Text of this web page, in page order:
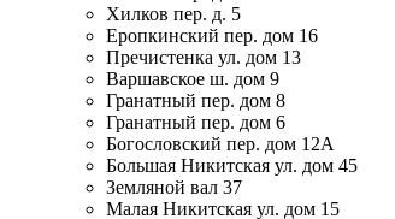
Хилков пер. д. 5
Еропкинский пер. дом 16
Пречистенка ул. дом 13
Варшавское ш. дом 9
Гранатный пер. дом 8
Гранатный пер. дом 6
Богословский пер. дом 12А
Большая Никитская ул. дом 45
Земляной вал 37
Малая Никитская ул. дом 15